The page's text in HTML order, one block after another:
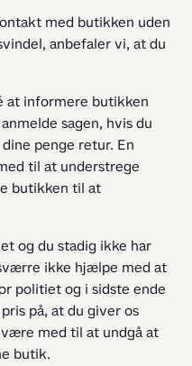
med butikken uden
anbefaler vi, at du
at informere butikken
sagen, hvis du
penge retur. En
til at understrege
butikken til at
og du stadig ikke har
ikke hjælpe med at
politiet og i sidste ende
på, at du giver os
med til at undgå at
butik.